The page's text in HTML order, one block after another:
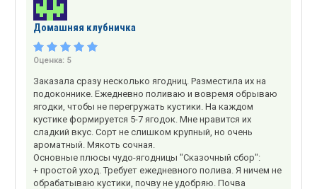
Домашняя клубничка
Оценка: 5
Заказала сразу несколько ягодниц. Разместила их на
подоконнике. Ежедневно поливаю и вовремя обрываю
ягодки, чтобы не перегружать кустики. На каждом
кустике формируется 5-7 ягодок. Мне нравится их
сладкий вкус. Сорт не слишком крупный, но очень
ароматный. Мякоть сочная.
Основные плюсы чудо-ягодницы "Сказочный сбор":
+ простой уход. Требует ежедневного полива. Я ничем не
обрабатываю кустики, почву не удобряю. Почва